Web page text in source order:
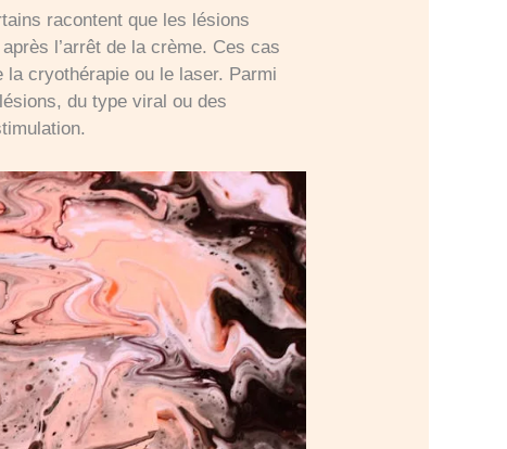
racontent que les lésions
l’arrêt de la crème. Ces cas
cryothérapie ou le laser. Parmi
du type viral ou des